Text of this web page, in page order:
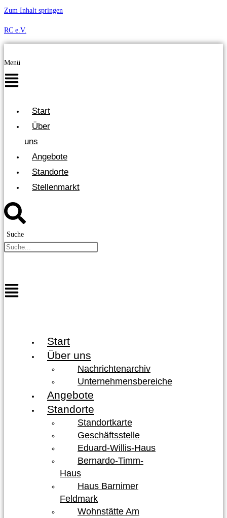
Zum Inhalt springen
RC e.V.
Menü
Start
Über
uns
Angebote
Standorte
Stellenmarkt
Suche
Start
Über uns
Nachrichtenarchiv
Unternehmensbereiche
Angebote
Standorte
Standortkarte
Geschäftsstelle
Eduard-Willis-Haus
Bernardo-Timm-
Haus
Haus Barnimer
Feldmark
Wohnstätte Am